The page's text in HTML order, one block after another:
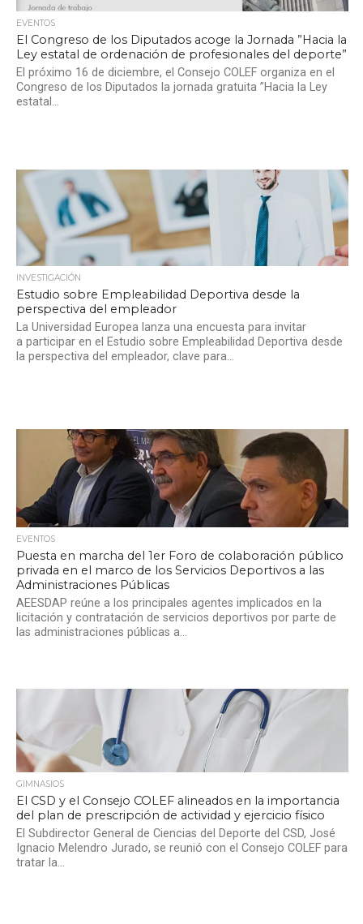
EVENTOS
El Congreso de los Diputados acoge la Jornada ”Hacia la
Ley estatal de ordenación de profesionales del deporte”
El próximo 16 de diciembre, el Consejo COLEF organiza en el
Congreso de los Diputados la jornada gratuita ”Hacia la Ley
estatal...
INVESTIGACIÓN
Estudio sobre Empleabilidad Deportiva desde la
perspectiva del empleador
La Universidad Europea lanza una encuesta para invitar
a participar en el Estudio sobre Empleabilidad Deportiva desde
la perspectiva del empleador, clave para...
EVENTOS
Puesta en marcha del 1er Foro de colaboración público
privada en el marco de los Servicios Deportivos a las
Administraciones Públicas
AEESDAP reúne a los principales agentes implicados en la
licitación y contratación de servicios deportivos por parte de
las administraciones públicas a...
GIMNASIOS
El CSD y el Consejo COLEF alineados en la importancia
del plan de prescripción de actividad y ejercicio físico
El Subdirector General de Ciencias del Deporte del CSD, José
Ignacio Melendro Jurado, se reunió con el Consejo COLEF para
tratar la...